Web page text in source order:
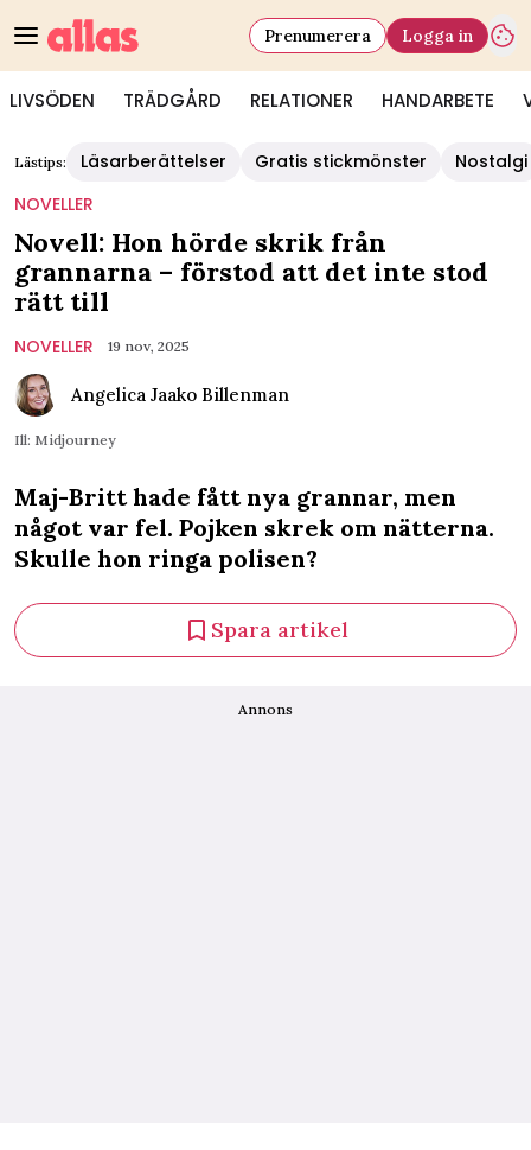
LIVSÖDEN TRÄDGÅRD RELATIONER HANDARBETE
Prenumerera Logga in
Lästips: Läsarberättelser Gratis stickmönster
Nostalgi
NOVELLER
Novell: Hon hörde skrik från
grannarna – förstod att det inte stod
rätt till
NOVELLER 19 nov, 2025
Angelica Jaako Billenman
Ill: Midjourney
Maj-Britt hade fått nya grannar, men
något var fel. Pojken skrek om nätterna.
Skulle hon ringa polisen?
Spara artikel
Annons